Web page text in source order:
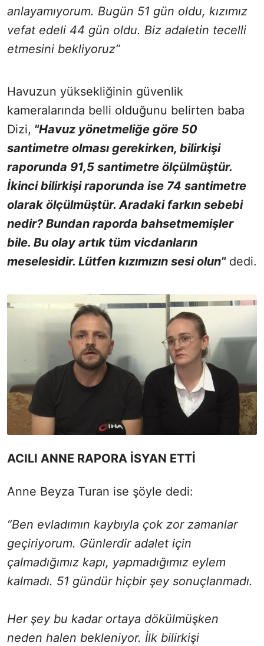
anlayamıyorum. Bugün 51 gün oldu, kızımız
vefat edeli 44 gün oldu. Biz adaletin tecelli
etmesini bekliyoruz”
Havuzun yüksekliğinin güvenlik
kameralarında belli olduğunu belirten baba
Dizi, "Havuz yönetmeliğe göre 50
santimetre olması gerekirken, bilirkişi
raporunda 91,5 santimetre ölçülmüştür.
İkinci bilirkişi raporunda ise 74 santimetre
olarak ölçülmüştür. Aradaki farkın sebebi
nedir? Bundan raporda bahsetmemişler
bile. Bu olay artık tüm vicdanların
meselesidir. Lütfen kızımızın sesi olun"dedi.
ACILI ANNE RAPORA İSYAN ETTİ
Anne Beyza Turan ise şöyle dedi:
“Ben evladımın kaybıyla çok zor zamanlar
geçiriyorum. Günlerdir adalet için
çalmadığımız kapı, yapmadığımız eylem
kalmadı. 51 gündür hiçbir şey sonuçlanmadı.
Her şey bu kadar ortaya dökülmüşken
neden halen bekleniyor. İlk bilirkişi